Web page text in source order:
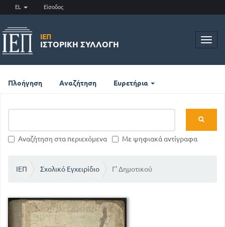
EL Είσοδος
ΙΕΠ
ΙΣΤΟΡΙΚΉ ΣΥΛΛΟΓΉ
Πλοήγηση Αναζήτηση Ευρετήρια
Αναζήτηση στα περιεχόμενα Με ψηφιακά αντίγραφα
ΙΕΠ Σχολικό Εγχειρίδιο Γ' Δημοτικού